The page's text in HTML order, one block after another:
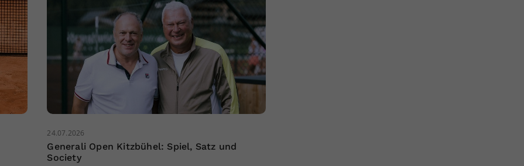
24.07.2026
Generali Open Kitzbühel: Spiel, Satz und
Society